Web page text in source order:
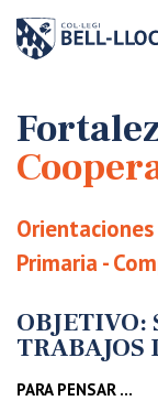
Bell-lloc
Primaria -
OBJETIVO:
TRABAJOS
PARA PENSAR …